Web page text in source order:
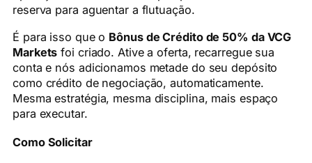
reserva para aguentar a flutuação.
É para isso que o Bônus de Crédito de 50% da VCG
Markets foi criado. Ative a oferta, recarregue sua
conta e nós adicionamos metade do seu depósito
como crédito de negociação, automaticamente.
Mesma estratégia, mesma disciplina, mais espaço
para executar.
Como Solicitar